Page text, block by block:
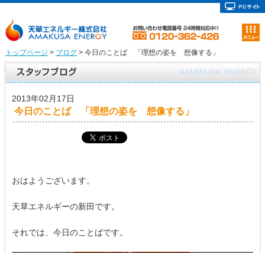
トップページ > ブログ> 今日のことば 「理想の姿を 想像する」
2013年02月17日
今日のことば 「理想の姿を 想像する」
おはようございます。
天草エネルギーの新田です。
それでは、今日のことばです。